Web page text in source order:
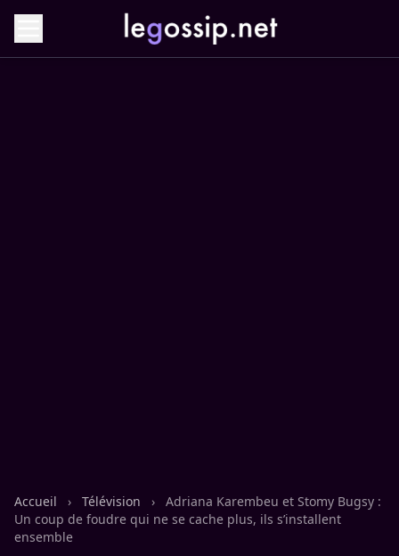
Accueil › Télévision ›
Adriana Karembeu et Stomy Bugsy :
Un coup de foudre qui ne se cache plus, ils s’installent
ensemble